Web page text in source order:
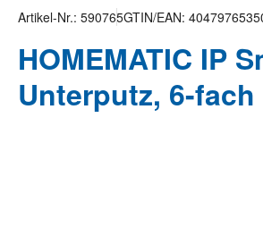
Artikel-Nr.: 590765GTIN/EAN:
HOMEMATIC IP
Unterputz, 6-fach